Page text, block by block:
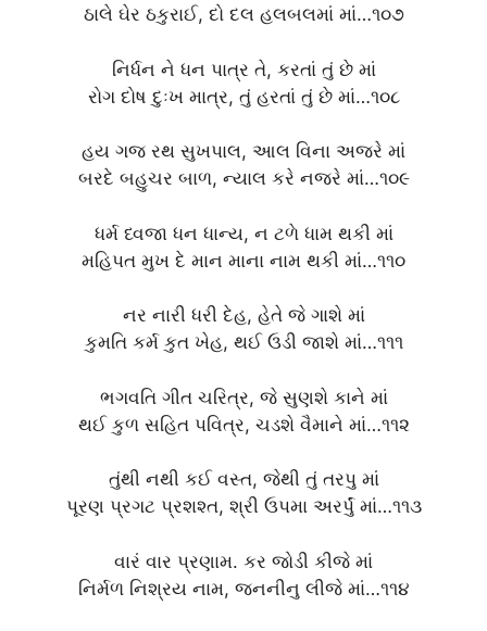
ઠાલે ઘેર ઠકુરાઈ, દો દલ હલબલમાં માં…૧૦૭
નિર્ધન ને ધન પાત્ર તે, કરતાં તું છે માં
રોગ દોષ દુઃખ માત્ર, તું હરતાં તું છે માં…૧૦૮
હય ગજ રથ સુખપાલ, આલ વિના અજરે માં
બરદે બહુચર બાળ, ન્યાલ કરે નજરે માં…૧૦૯
ધર્મ ધ્વજા ધન ધાન્ય, ન ટળે ધામ થકી માં
મહિપત મુખ દે માન માના નામ થકી માં…૧૧૦
નર નારી ધરી દેહ, હેતે જે ગાશે માં
કુમતિ કર્મ કુત ખેહ, થઈ ઉડી જાશે માં…૧૧૧
ભગવતિ ગીત ચરિત્ર, જે સુણશે કાને માં
થઈ કુળ સહિત પવિત્ર, ચડશે વૈમાને માં…૧૧૨
તુંથી નથી કઈ વસ્ત, જેથી તું તરપુ માં
પૂરણ પ્રગટ પ્રશશ્ત, શ્રી ઉપમા અરર્પું માં…૧૧૩
વારં વાર પ્રણામ. કર જોડી કીજે માં
નિર્મળ નિશ્રય નામ, જનનીનુ લીજે માં…૧૧૪